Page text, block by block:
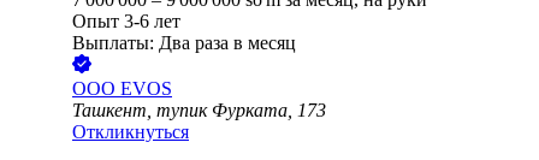
Опыт 3-6 лет
Выплаты: Два раза в месяц
ООО EVOS
Ташкент, тупик Фурката, 173
Откликнуться